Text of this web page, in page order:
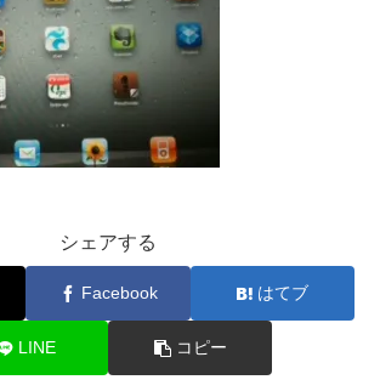
シェアする
Facebook はてブ
LINE コピー